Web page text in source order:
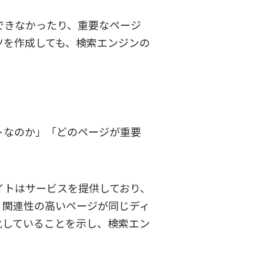
なかったり、重要なページ
作成しても、検索エンジンの
のか」「どのページが重要
はサービスを提供しており、
連性の高いページが同じディ
ていることを示し、検索エン